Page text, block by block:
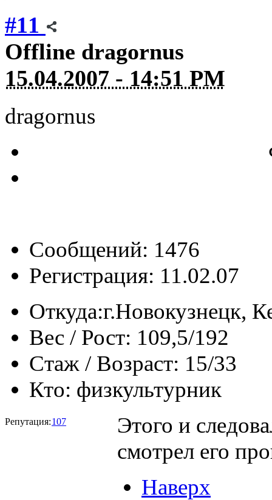
#11
Offline dragornus
15.04.2007 - 14:51 PM
dragornus
Сообщений: 1476
Регистрация: 11.02.07
Откуда:г.Новокузнецк,
Вес / Рост: 109,5/192
Стаж / Возраст: 15/33
Кто: физкультурник
Репутация:107
Этого и
смотрел его
Наверх